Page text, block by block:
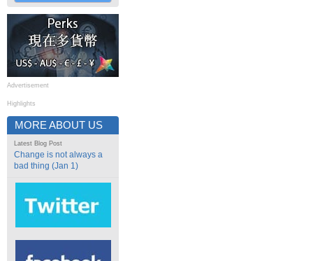
Advertisement
Highlights
MORE ABOUT US
Latest Blog Post
Change is not always a
bad thing (Jan 1)